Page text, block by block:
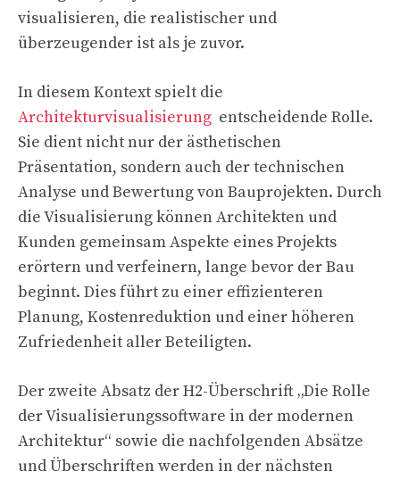
visualisieren, die realistischer und
überzeugender ist als je zuvor.
In diesem Kontext spielt die
Architekturvisualisierung entscheidende Rolle.
Sie dient nicht nur der ästhetischen
Präsentation, sondern auch der technischen
Analyse und Bewertung von Bauprojekten. Durch
die Visualisierung können Architekten und
Kunden gemeinsam Aspekte eines Projekts
erörtern und verfeinern, lange bevor der Bau
beginnt. Dies führt zu einer effizienteren
Planung, Kostenreduktion und einer höheren
Zufriedenheit aller Beteiligten.
Der zweite Absatz der H2-Überschrift „Die Rolle
der Visualisierungssoftware in der modernen
Architektur“ sowie die nachfolgenden Absätze
und Überschriften werden in der nächsten